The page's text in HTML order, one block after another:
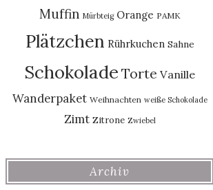
Muffin Mürbteig Orange PAMK
Plätzchen Rührkuchen Sahne
Schokolade Torte Vanille
Wanderpaket Weihnachten weiße Schokolade
Zimt Zitrone Zwiebel
Archiv